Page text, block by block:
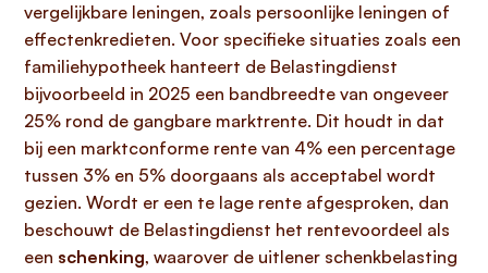
vergelijkbare leningen, zoals persoonlijke leningen of
effectenkredieten. Voor specifieke situaties zoals een
familiehypotheek hanteert de Belastingdienst
bijvoorbeeld in 2025 een bandbreedte van ongeveer
25% rond de gangbare marktrente. Dit houdt in dat
bij een marktconforme rente van 4% een percentage
tussen 3% en 5% doorgaans als acceptabel wordt
gezien. Wordt er een te lage rente afgesproken, dan
beschouwt de Belastingdienst het rentevoordeel als
een schenking, waarover de uitlener schenkbelasting